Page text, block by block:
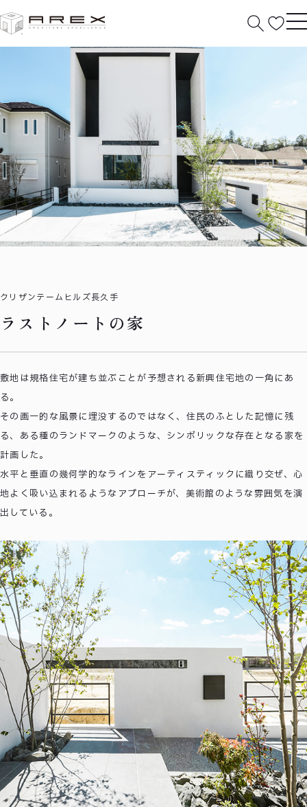
クリザンテームヒルズ長久手
ラストノートの家
敷地は規格住宅が建ち並ぶことが予想される新興住宅地の一角にあ
る。
その画一的な風景に埋没するのではなく、住民のふとした記憶に残
る、ある種のランドマークのような、シンボリックな存在となる家を
計画した。
水平と垂直の幾何学的なラインをアーティスティックに織り交ぜ、心
地よく吸い込まれるようなアプローチが、美術館のような雰囲気を演
出している。